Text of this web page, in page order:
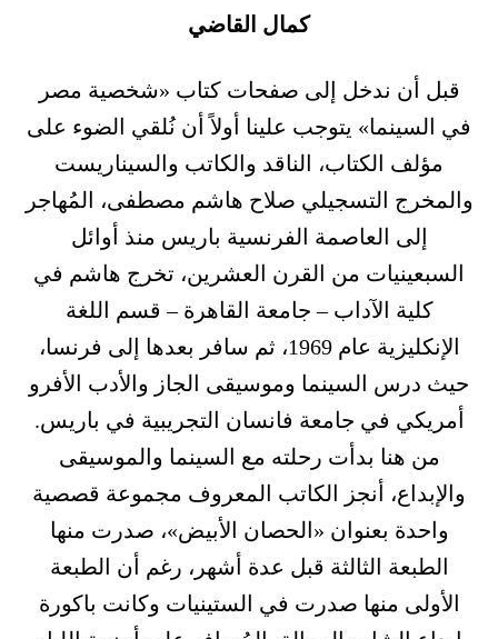
كمال القاضي
قبل أن ندخل إلى صفحات كتاب «شخصية مصر
في السينما» يتوجب علينا أولاً أن نُلقي الضوء على
مؤلف الكتاب، الناقد والكاتب والسيناريست
والمخرج التسجيلي صلاح هاشم مصطفى، المُهاجر
إلى العاصمة الفرنسية باريس منذ أوائل
السبعينيات من القرن العشرين، تخرج هاشم في
كلية الآداب – جامعة القاهرة – قسم اللغة
الإنكليزية عام 1969، ثم سافر بعدها إلى فرنسا،
حيث درس السينما وموسيقى الجاز والأدب الأفرو
أمريكي في جامعة فانسان التجريبية في باريس.
من هنا بدأت رحلته مع السينما والموسيقى
والإبداع، أنجز الكاتب المعروف مجموعة قصصية
واحدة بعنوان «الحصان الأبيض»، صدرت منها
الطبعة الثالثة قبل عدة أشهر، رغم أن الطبعة
الأولى منها صدرت في الستينيات وكانت باكورة